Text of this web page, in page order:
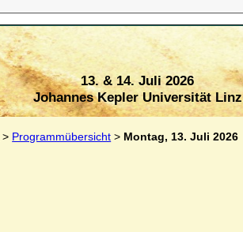
13. & 14. Juli 2026
Johannes Kepler Universität Linz
> Programmübersicht > Montag, 13. Juli 2026